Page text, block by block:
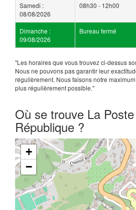
Samedi :
08/08/2026
08h30 - 12h00
Dimanche :
09/08/2026
Bureau fermé
"Les horaires que vous trouvez ci-dessus
Nous ne pouvons pas garantir leur
régulièrement. Nous faisons notre
plus régulièrement possible."
Où se trouve La
République ?
+
−